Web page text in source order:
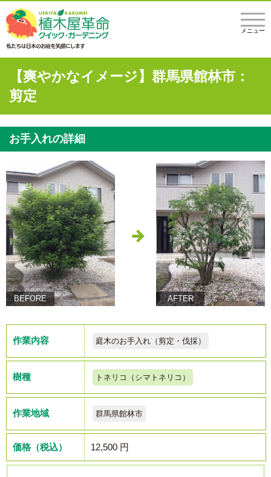
メニュー
【爽やかなイメージ】群馬県館林市：
剪定
お手入れの詳細
BEFORE AFTER
作業内容 庭木のお手入れ（剪定・伐採）
樹種 トネリコ（シマトネリコ）
作業地域 群馬県館林市
価格（税込） 12,500 円